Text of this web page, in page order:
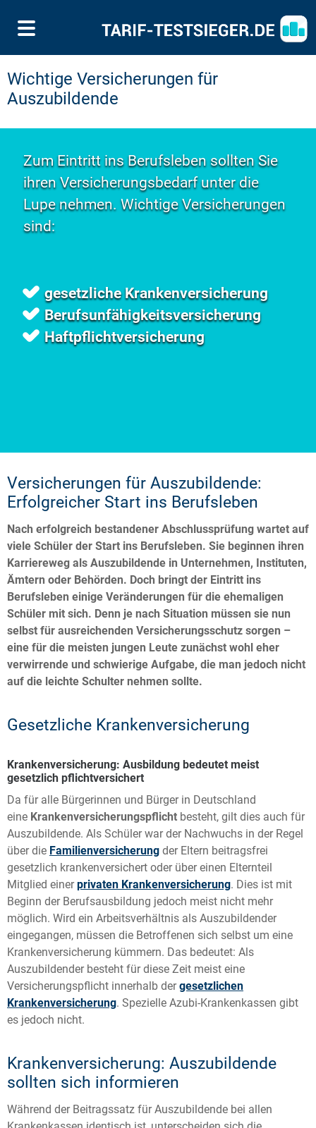
Wichtige Versicherungen für
Auszubildende
Zum Eintritt ins Berufsleben sollten Sie
ihren Versicherungsbedarf unter die
Lupe nehmen. Wichtige Versicherungen
sind:
gesetzliche Krankenversicherung
Berufsunfähigkeitsversicherung
Haftpflichtversicherung
Versicherungen für Auszubildende:
Erfolgreicher Start ins Berufsleben
Nach erfolgreich bestandener Abschlussprüfung wartet auf
viele Schüler der Start ins Berufsleben. Sie beginnen ihren
Karriereweg als Auszubildende in Unternehmen, Instituten,
Ämtern oder Behörden. Doch bringt der Eintritt ins
Berufsleben einige Veränderungen für die ehemaligen
Schüler mit sich. Denn je nach Situation müssen sie nun
selbst für ausreichenden Versicherungsschutz sorgen –
eine für die meisten jungen Leute zunächst wohl eher
verwirrende und schwierige Aufgabe, die man jedoch nicht
auf die leichte Schulter nehmen sollte.
Gesetzliche Krankenversicherung
Krankenversicherung: Ausbildung bedeutet meist
gesetzlich pflichtversichert
Da für alle Bürgerinnen und Bürger in Deutschland
eine Krankenversicherungspflicht besteht, gilt dies auch für
Auszubildende. Als Schüler war der Nachwuchs in der Regel
über die Familienversicherung der Eltern beitragsfrei
gesetzlich krankenversichert oder über einen Elternteil
Mitglied einerprivaten Krankenversicherung. Dies ist mit
Beginn der Berufsausbildung jedoch meist nicht mehr
möglich. Wird ein Arbeitsverhältnis als Auszubildender
eingegangen, müssen die Betroffenen sich selbst um eine
Krankenversicherung kümmern. Das bedeutet: Als
Auszubildender besteht für diese Zeit meist eine
Versicherungspflicht innerhalb dergesetzlichen
Krankenversicherung. Spezielle Azubi-Krankenkassen gibt
es jedoch nicht.
Krankenversicherung: Auszubildende
sollten sich informieren
Während der Beitragssatz für Auszubildende bei allen